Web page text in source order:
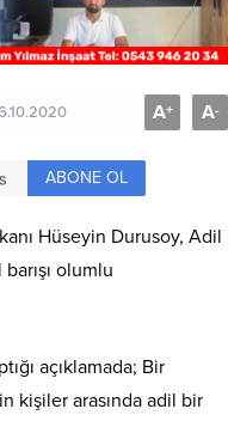
A+ A-
ABONE OL
Hüseyin Durusoy, Adil
olumlu
açıklamada; Bir
kişiler arasında adil bir